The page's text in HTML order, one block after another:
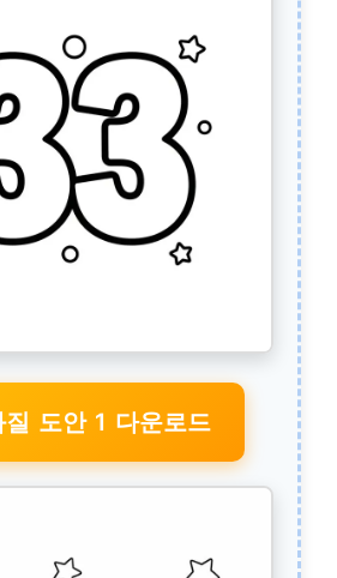
질 도안 1 다운로드